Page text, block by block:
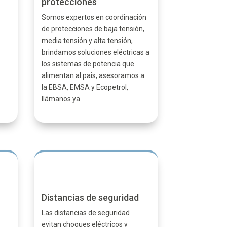
Somos expertos en coordinación
de protecciones de baja tensión,
media tensión y alta tensión,
brindamos soluciones eléctricas a
los sistemas de potencia que
alimentan al pais, asesoramos a
la EBSA, EMSA y Ecopetrol,
llámanos ya.
Distancias de seguridad
Las distancias de seguridad
evitan choques eléctricos y